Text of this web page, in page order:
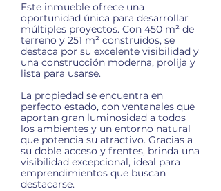
Este inmueble ofrece una
oportunidad única para desarrollar
múltiples proyectos. Con 450 m² de
terreno y 251 m² construidos, se
destaca por su excelente visibilidad y
una construcción moderna, prolija y
lista para usarse.
La propiedad se encuentra en
perfecto estado, con ventanales que
aportan gran luminosidad a todos
los ambientes y un entorno natural
que potencia su atractivo. Gracias a
su doble acceso y frentes, brinda una
visibilidad excepcional, ideal para
emprendimientos que buscan
destacarse.